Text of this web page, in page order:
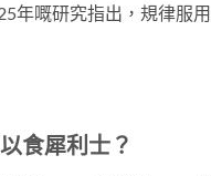
年嘅研究指出，規律服
食犀利士？